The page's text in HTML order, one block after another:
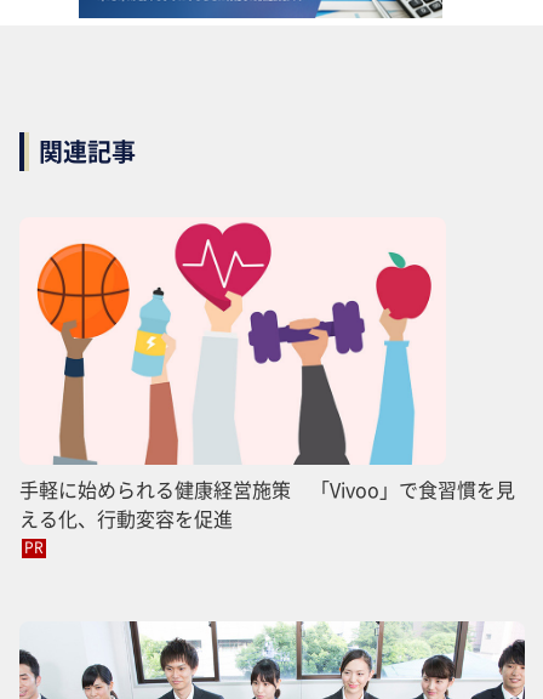
関連記事
手軽に始められる健康経営施策 「Vivoo」で食習慣を見
える化、行動変容を促進
PR